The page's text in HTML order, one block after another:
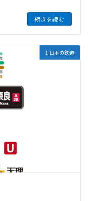
続きを読む
1 日本の鉄道